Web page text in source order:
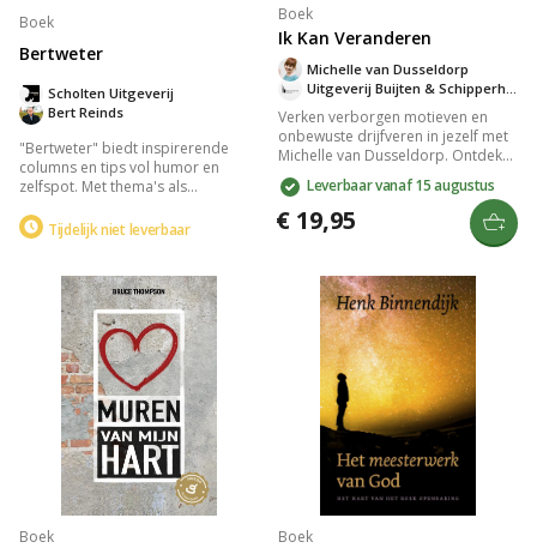
Boek
Bertweter
Bert Reinds
Scholten Uitgeverij
"Bertweter" biedt inspirerende
columns en tips vol humor en
zelfspot. Met thema's als
uitdagingen, brengt het boek een
glimlach, ontroering en motivatie.
weet wat te doen, en een steun in
je dagelijkse leven.
Tijdelijk niet leverbaar
Boek
Ik Kan Veranderen
Uitgeverij Buijten & Schipperheijn
Michelle van Dusseldorp
Verken verborgen motieven en
onbewuste drijfveren in jezelf met
Michelle van Dusseldorp. Ontdek
hoe zelfinzicht en christelijke
principes leiden tot innerlijke
genezing en geestelijke
volwassenheid. Dit praktische boek
in elf stappen biedt levenslange
vastgelopen voelt.
Leverbaar vanaf 15 augustus
€ 19,95
Boek Boek